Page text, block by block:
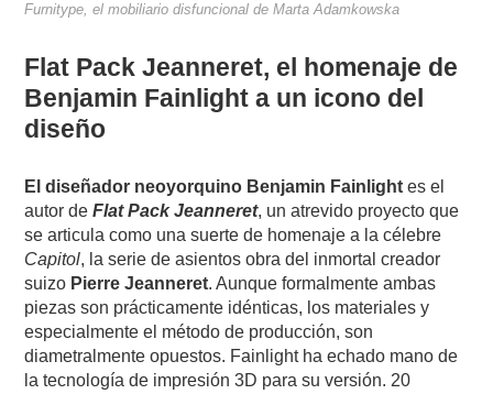
Furnitype, el mobiliario disfuncional de Marta Adamkowska
Flat Pack Jeanneret, el homenaje de
Benjamin Fainlight a un icono del
diseño
El diseñador neoyorquino Benjamin Fainlight es el
autor deFlat Pack Jeanneret, un atrevido proyecto que
se articula como una suerte de homenaje a la célebre
Capitol, la serie de asientos obra del inmortal creador
suizo Pierre Jeanneret. Aunque formalmente ambas
piezas son prácticamente idénticas, los materiales y
especialmente el método de producción, son
diametralmente opuestos. Fainlight ha echado mano de
la tecnología de impresión 3D para su versión. 20